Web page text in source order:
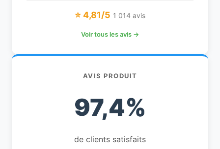
⭐ 4,81/5 1 014 avis
Voir tous les avis →
AVIS PRODUIT
97,4%
de clients satisfaits